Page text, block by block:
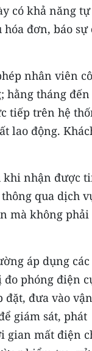
có khả năng tự
đơn, báo sự
nhân viên
hằng tháng
tiếp trên hệ
lao động.
khi nhận được
qua dịch
mà không phải
áp dụng các
phóng điện
đưa vào vận
giám sát, phát
gian mất điện